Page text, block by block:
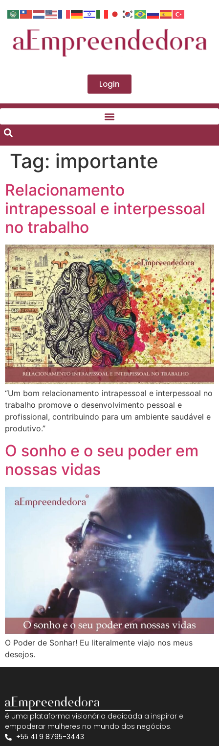
Login
Tag: importante
Relacionamento
intrapessoal e interpessoal
no trabalho
“Um bom relacionamento intrapessoal e interpessoal no
trabalho promove o desenvolvimento pessoal e
profissional, contribuindo para um ambiente saudável e
produtivo.”
O sonho e o seu poder em
nossas vidas
O Poder de Sonhar! Eu literalmente viajo nos meus
desejos.
é uma plataforma visionária dedicada a inspirar e
empoderar mulheres no mundo dos negócios.
+55 41 9 8795-3443